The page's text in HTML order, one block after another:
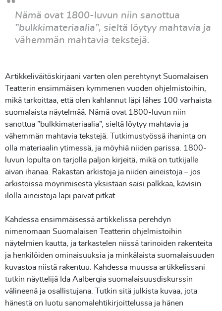
Nämä ovat 1800-luvun niin sanottua
”bulkkimateriaalia”, sieltä löytyy mahtavia ja
vähemmän mahtavia tekstejä.
Artikkeliväitöskirjaani varten olen perehtynyt Suomalaisen
Teatterin ensimmäisen kymmenen vuoden ohjelmistoihin,
mikä tarkoittaa, että olen kahlannut läpi lähes 100 varhaista
suomalaista näytelmää. Nämä ovat 1800-luvun niin
sanottua ”bulkkimateriaalia”, sieltä löytyy mahtavia ja
vähemmän mahtavia tekstejä. Tutkimustyössä ihaninta on
olla materiaalin ytimessä, ja möyhiä niiden parissa. 1800-
luvun lopulta on tarjolla paljon kirjeitä, mikä on tutkijalle
aivan ihanaa. Rakastan arkistoja ja niiden aineistoja – jos
arkistoissa möyrimisestä yksistään saisi palkkaa, kävisin
ilolla aineistoja läpi päivät pitkät.
Kahdessa ensimmäisessä artikkelissa perehdyn
nimenomaan Suomalaisen Teatterin ohjelmistoihin
näytelmien kautta, ja tarkastelen niissä tarinoiden rakenteita
ja henkilöiden ominaisuuksia ja minkälaista suomalaisuuden
kuvastoa niistä rakentuu. Kahdessa muussa artikkelissani
tutkin näyttelijä Ida Aalbergia suomalaisuusdiskurssin
välineenä ja osallistujana. Tutkin sitä julkista kuvaa, jota
hänestä on luotu sanomalehtikirjoittelussa ja hänen